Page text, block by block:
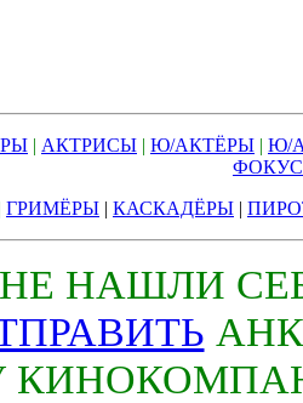
| АКТРИСЫ | Ю/АКТЁРЫ | Ю/
ГРИМЁРЫ | КАСКАДЁРЫ |
НЕ НАШЛИ